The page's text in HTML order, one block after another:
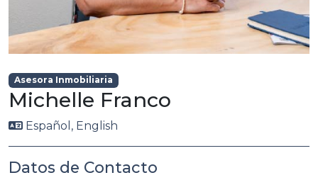
Asesora Inmobiliaria
Michelle Franco
Español, English
Datos de Contacto